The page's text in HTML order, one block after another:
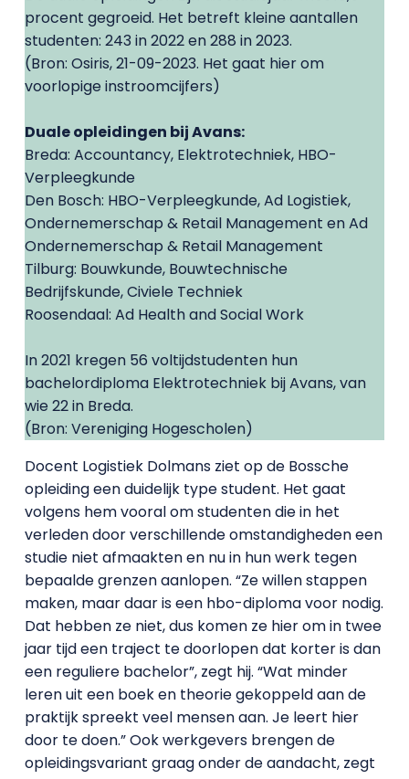
procent gegroeid. Het betreft kleine aantallen
studenten: 243 in 2022 en 288 in 2023.
(Bron: Osiris, 21-09-2023. Het gaat hier om
voorlopige instroomcijfers)
Duale opleidingen bij Avans:
Breda: Accountancy, Elektrotechniek, HBO-
Verpleegkunde
Den Bosch: HBO-Verpleegkunde, Ad Logistiek,
Ondernemerschap & Retail Management en Ad
Ondernemerschap & Retail Management
Tilburg: Bouwkunde, Bouwtechnische
Bedrijfskunde, Civiele Techniek
Roosendaal: Ad Health and Social Work
In 2021 kregen 56 voltijdstudenten hun
bachelordiploma Elektrotechniek bij Avans, van
wie 22 in Breda.
(Bron: Vereniging Hogescholen)
Docent Logistiek Dolmans ziet op de Bossche
opleiding een duidelijk type student. Het gaat
volgens hem vooral om studenten die in het
verleden door verschillende omstandigheden een
studie niet afmaakten en nu in hun werk tegen
bepaalde grenzen aanlopen. “Ze willen stappen
maken, maar daar is een hbo-diploma voor nodig.
Dat hebben ze niet, dus komen ze hier om in twee
jaar tijd een traject te doorlopen dat korter is dan
een reguliere bachelor”, zegt hij. “Wat minder
leren uit een boek en theorie gekoppeld aan de
praktijk spreekt veel mensen aan. Je leert hier
door te doen.” Ook werkgevers brengen de
opleidingsvariant graag onder de aandacht, zegt